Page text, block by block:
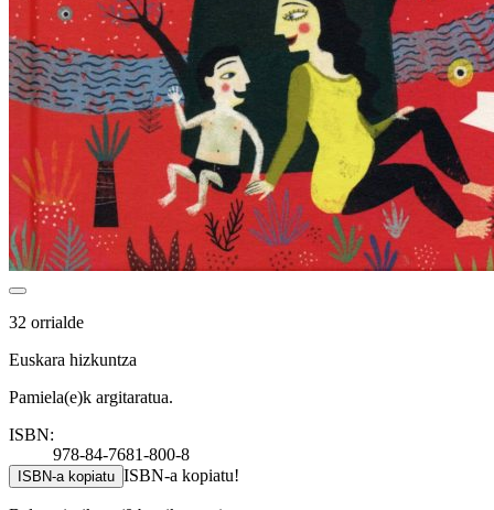
32 orrialde
Euskara hizkuntza
Pamiela(e)k argitaratua.
ISBN:
978-84-7681-800-8
ISBN-a kopiatu ISBN-a kopiatu!